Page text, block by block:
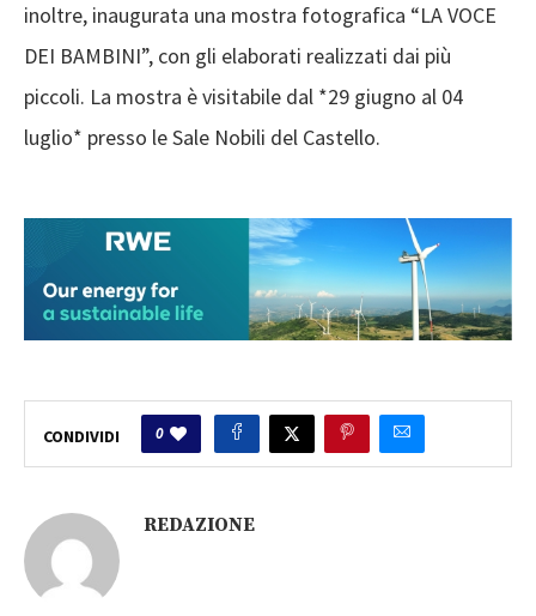
inoltre, inaugurata una mostra fotografica “LA VOCE
DEI BAMBINI”, con gli elaborati realizzati dai più
piccoli. La mostra è visitabile dal *29 giugno al 04
luglio* presso le Sale Nobili del Castello.
CONDIVIDI 0
REDAZIONE